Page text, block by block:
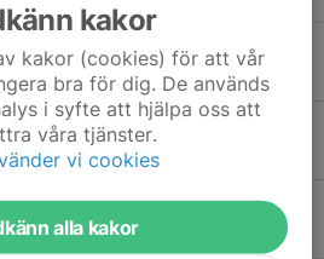
i Maglarp
12 September kl. 9.00
kakor
kakor (cookies) för att vår
bra för dig. De används
i syfte att hjälpa oss att
våra tjänster.
vi cookies
alla kakor